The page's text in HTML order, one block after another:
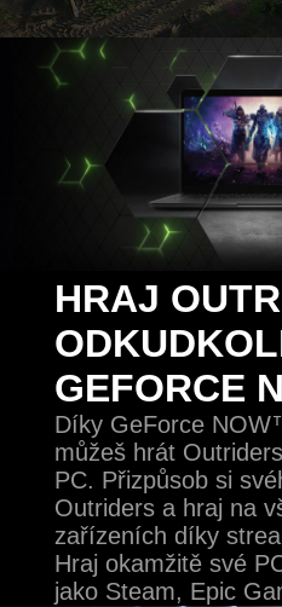
HRAJ
GEFORCE
Díky GeForce
můžeš hrát
PC. Přizpůsob si
Outriders a hraj na
zařízeních díky
Hraj okamžitě své
jako Steam, Epic